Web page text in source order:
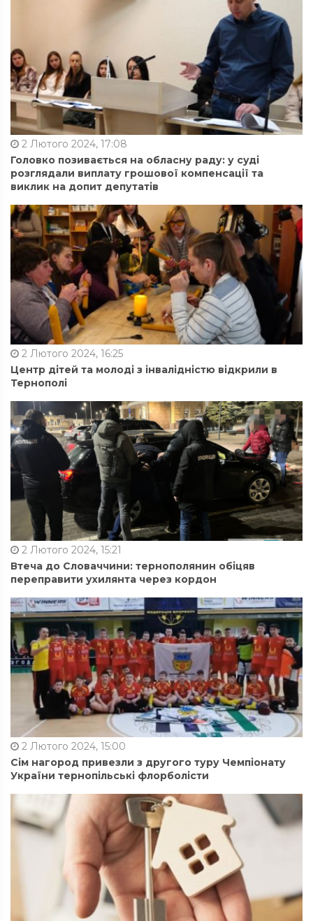
2 Лютого 2024, 17:08
Головко позивається на обласну раду: у суді
розглядали виплату грошової компенсації та
виклик на допит депутатів
2 Лютого 2024, 16:25
Центр дітей та молоді з інвалідністю відкрили в
Тернополі
2 Лютого 2024, 15:21
Втеча до Словаччини: тернополянин обіцяв
переправити ухилянта через кордон
2 Лютого 2024, 15:00
Сім нагород привезли з другого туру Чемпіонату
України тернопільські флорболісти